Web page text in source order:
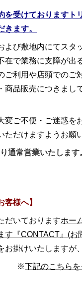
を受けておりますト
きます。
よび敷地内にてスタ
在で業務に支障が出
ご利用や店頭でのご
商品販売につきまし
変ご不便・ご迷惑を
ただけますようお願
通常営業いたしま
客様へ】
だいておりますホー
す『CONTACT』(お
お掛けいたしますが
※下記のこ ちら